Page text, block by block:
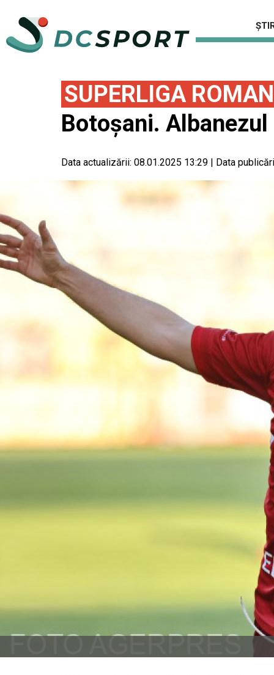
SUPERLIGA
Botoşani.
Data actualizării: 08.01.2025 13:29 | Data